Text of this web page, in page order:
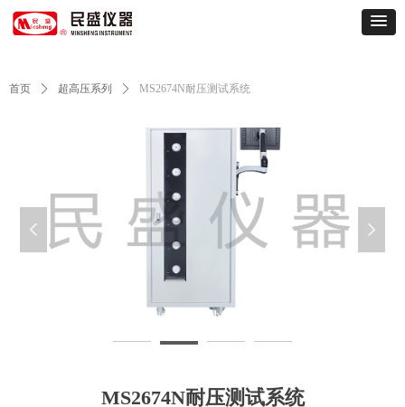
首页 ꄲ 超高压系列 ꄲ MS2674N耐压测试系统
MS2674N耐压测试系统
MS2674N-8a9915f8d4f1c3f6e0c4ee33b58685fb_1657263261864163
넳 넲